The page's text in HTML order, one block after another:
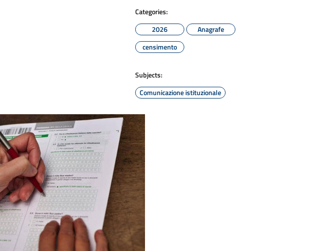
Categories:
2026
Anagrafe
censimento
Subjects:
Comunicazione istituzionale